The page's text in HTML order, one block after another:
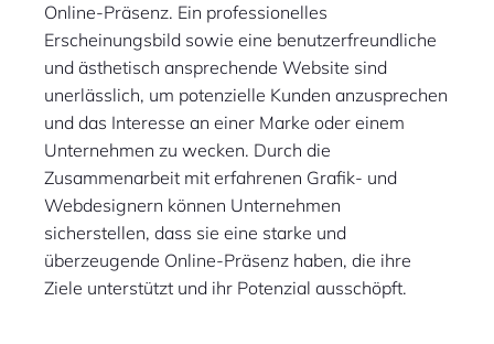
Online-Präsenz. Ein professionelles
Erscheinungsbild sowie eine benutzerfreundliche
und ästhetisch ansprechende Website sind
unerlässlich, um potenzielle Kunden anzusprechen
und das Interesse an einer Marke oder einem
Unternehmen zu wecken. Durch die
Zusammenarbeit mit erfahrenen Grafik- und
Webdesignern können Unternehmen
sicherstellen, dass sie eine starke und
überzeugende Online-Präsenz haben, die ihre
Ziele unterstützt und ihr Potenzial ausschöpft.